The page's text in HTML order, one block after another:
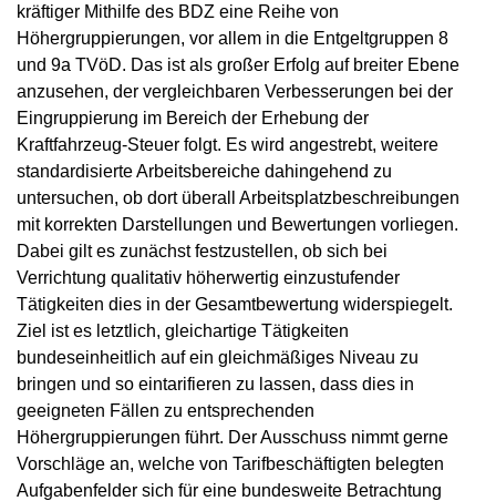
kräftiger Mithilfe des BDZ eine Reihe von
Höhergruppierungen, vor allem in die Entgeltgruppen 8
und 9a TVöD. Das ist als großer Erfolg auf breiter Ebene
anzusehen, der vergleichbaren Verbesserungen bei der
Eingruppierung im Bereich der Erhebung der
Kraftfahrzeug-Steuer folgt. Es wird angestrebt, weitere
standardisierte Arbeitsbereiche dahingehend zu
untersuchen, ob dort überall Arbeitsplatzbeschreibungen
mit korrekten Darstellungen und Bewertungen vorliegen.
Dabei gilt es zunächst festzustellen, ob sich bei
Verrichtung qualitativ höherwertig einzustufender
Tätigkeiten dies in der Gesamtbewertung widerspiegelt.
Ziel ist es letztlich, gleichartige Tätigkeiten
bundeseinheitlich auf ein gleichmäßiges Niveau zu
bringen und so eintarifieren zu lassen, dass dies in
geeigneten Fällen zu entsprechenden
Höhergruppierungen führt. Der Ausschuss nimmt gerne
Vorschläge an, welche von Tarifbeschäftigten belegten
Aufgabenfelder sich für eine bundesweite Betrachtung